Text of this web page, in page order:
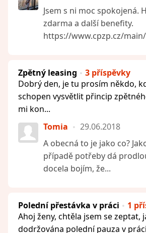
Jsem s ni moc spokojená.
zdarma a další benefity.
https://www.cpzp.cz/
Zpětný leasing
3 příspěvky
Dobrý den, je tu prosím někdo,
schopen vysvětlit přincip
mi kon...
Tomia
29.06.2018
A obecná to je jako co?
případě potřeby dá
docela bojím, že...
Polední přestávka v práci
1
Ahoj ženy, chtěla jsem se zeptat,
dodržována polední pauza v